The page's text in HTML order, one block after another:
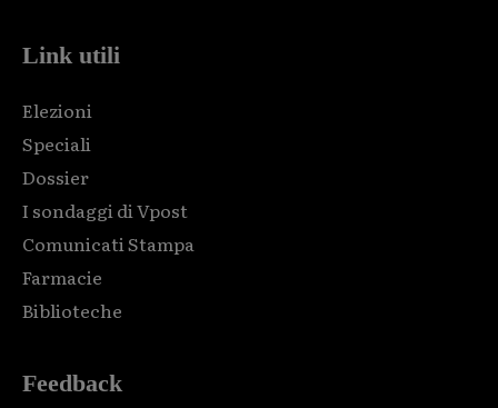
Link utili
Elezioni
Speciali
Dossier
I sondaggi di Vpost
Comunicati Stampa
Farmacie
Biblioteche
Feedback